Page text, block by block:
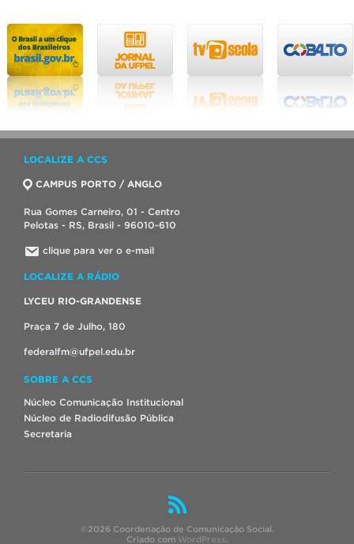
LOCALIZE A CCS
CAMPUS PORTO / ANGLO
Rua Gomes Carneiro, 01 - Centro
Pelotas - RS, Brasil - 96010-610
clique para ver o e-mail
LOCALIZE A RÁDIO
LYCEU RIO-GRANDENSE
Praça 7 de Julho, 180
federalfm@ufpel.edu.br
SOBRE A CCS
Núcleo Comunicação Institucional
Núcleo de Radiodifusão Pública
Secretaria
©2026 Coordenação de Comunicação Social.
Criado com WordPress.